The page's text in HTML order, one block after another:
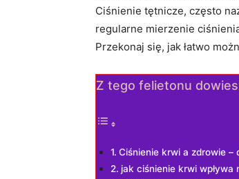
Ciśnienie tętnicze, często
regularne mierzenie
Przekonaj się, jak łatwo
Z tego felietonu
Ciśnienie krwi a zdrowie –
jak ciśnienie krwi wpływa